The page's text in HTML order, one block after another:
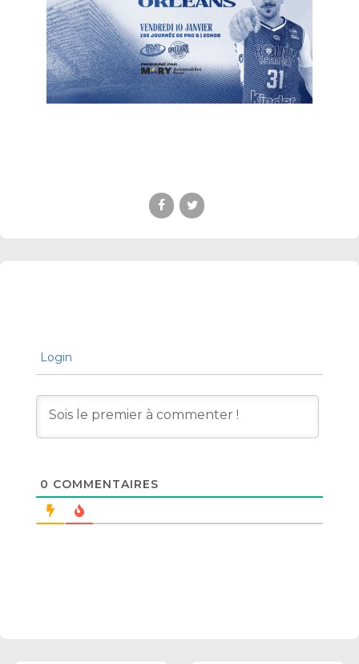
Login
0 COMMENTAIRES